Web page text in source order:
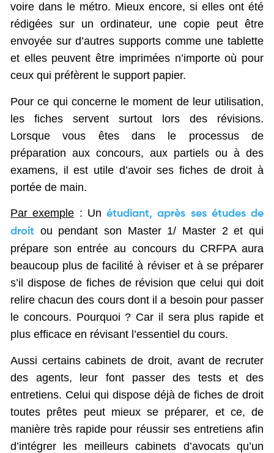
voire dans le métro. Mieux encore, si elles ont été
rédigées sur un ordinateur, une copie peut être
envoyée sur d’autres supports comme une tablette
et elles peuvent être imprimées n’importe où pour
ceux qui préfèrent le support papier.
Pour ce qui concerne le moment de leur utilisation,
les fiches servent surtout lors des révisions.
Lorsque vous êtes dans le processus de
préparation aux concours, aux partiels ou à des
examens, il est utile d’avoir ses fiches de droit à
portée de main.
Par exemple : Un étudiant, après ses études de
droit ou pendant son Master 1/ Master 2 et qui
prépare son entrée au concours du CRFPA aura
beaucoup plus de facilité à réviser et à se préparer
s’il dispose de fiches de révision que celui qui doit
relire chacun des cours dont il a besoin pour passer
le concours. Pourquoi ? Car il sera plus rapide et
plus efficace en révisant l’essentiel du cours.
Aussi certains cabinets de droit, avant de recruter
des agents, leur font passer des tests et des
entretiens. Celui qui dispose déjà de fiches de droit
toutes prêtes peut mieux se préparer, et ce, de
manière très rapide pour réussir ses entretiens afin
d’intégrer les meilleurs cabinets d’avocats qu’un